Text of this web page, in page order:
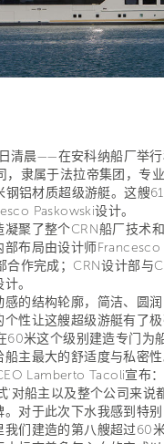
清晨——在安科纳船厂举
，隶属于法拉帝集团，专
铝材质超级游艇。这艘
Paskowski设计。
聚了整个CRN船厂技术和
部布局由设计师Francesco
合作完成；CRN设计部与
。
感的结构轮廓，简洁、圆
性让这艘超级游艇有了极
60米这个级别建造专门为
主最大的舒适度与私密性
Lamberto Tacoli宣布
’对船主以及整个公司来说
。对于此次下水我感到特
我们建造的第八艘超过60